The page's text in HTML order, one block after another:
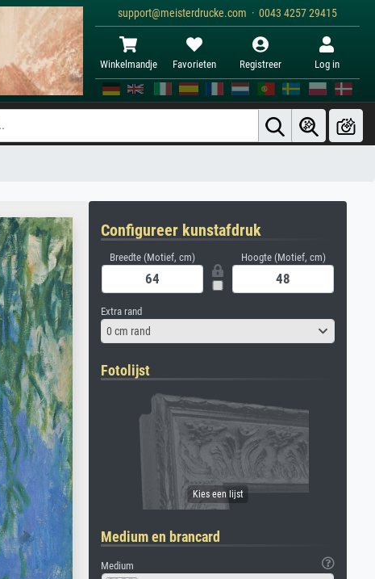
support@meisterdrucke.com · 0043 4257 29415
Winkelmandje Favorieten Registreer Log in
Configureer kunstafdruk
Breedte (Motief, cm) Hoogte (Motief, cm)
Extra rand
0 cm rand
Fotolijst
Medium en brancard
Medium